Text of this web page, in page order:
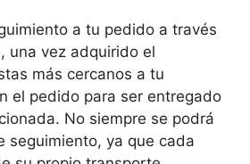
a tu pedido a través
una vez adquirido el
más cercanos a tu
el pedido para ser entregado
No siempre se podrá
seguimiento, ya que cada